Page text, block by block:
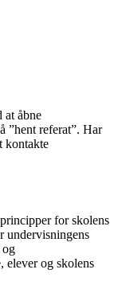
at åbne
”hent referat”. Har
kontakte
for skolens
undervisningens
og
elever og skolens